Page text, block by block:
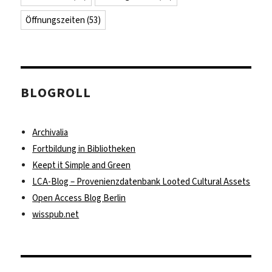
Öffnungszeiten (53)
BLOGROLL
Archivalia
Fortbildung in Bibliotheken
Keept it Simple and Green
LCA-Blog – Provenienzdatenbank Looted Cultural Assets
Open Access Blog Berlin
wisspub.net